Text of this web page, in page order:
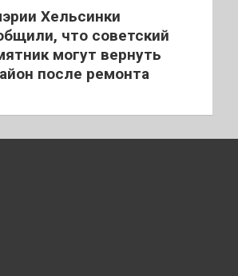
Хельсинки
что советский
могут вернуть
после ремонта